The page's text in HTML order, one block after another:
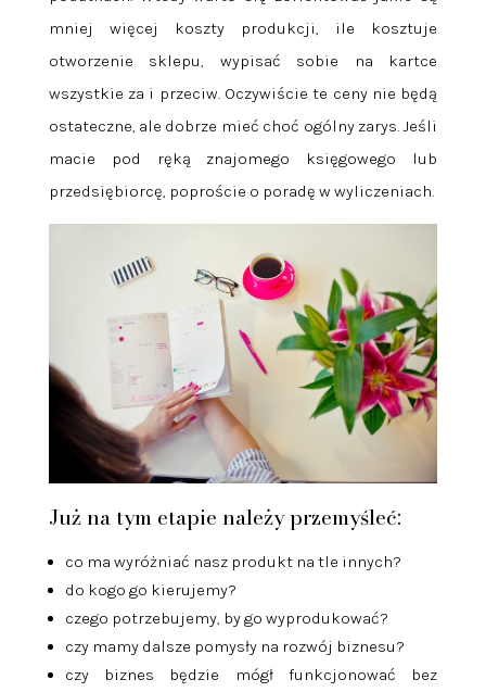
mniej więcej koszty produkcji, ile kosztuje
otworzenie sklepu, wypisać sobie na kartce
wszystkie za i przeciw. Oczywiście te ceny nie będą
ostateczne, ale dobrze mieć choć ogólny zarys. Jeśli
macie pod ręką znajomego księgowego lub
przedsiębiorcę, poproście o poradę w wyliczeniach.
Już na tym etapie należy przemyśleć:
co ma wyróżniać nasz produkt na tle innych?
do kogo go kierujemy?
czego potrzebujemy, by go wyprodukować?
czy mamy dalsze pomysły na rozwój biznesu?
czy biznes będzie mógł funkcjonować bez